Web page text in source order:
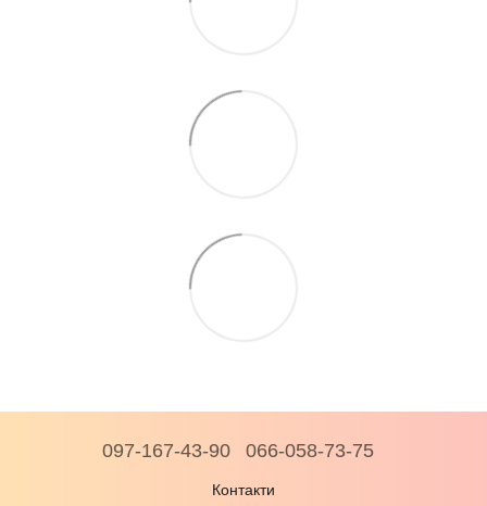
097-167-43-90 066-058-73-75
Контакти